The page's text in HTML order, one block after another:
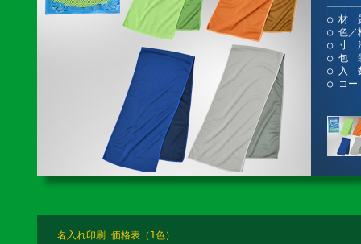
○ 材
○ 色／
○ 寸
○ 包
○ 入
○ コー
名入れ印刷 価格表（1色）